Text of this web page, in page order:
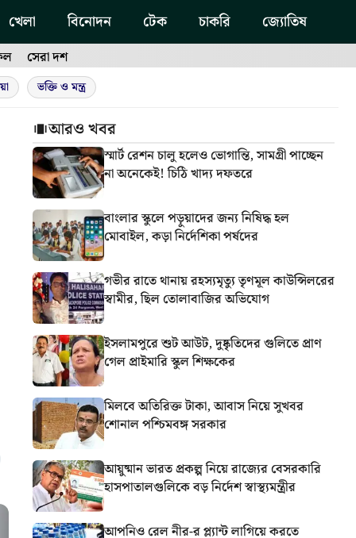
খেলা বিনোদন টেক চাকরি জ্যোতিষ
সেরা দশ
ভক্তি ও মন্ত্র
আরও খবর
স্মার্ট রেশন চালু হলেও ভোগান্তি, সামগ্রী পাচ্ছেন
না অনেকেই! চিঠি খাদ্য দফতরে
বাংলার স্কুলে পড়ুয়াদের জন্য নিষিদ্ধ হল
মোবাইল, কড়া নির্দেশিকা পর্ষদের
গভীর রাতে থানায় রহস্যমৃত্যু তৃণমূল কাউন্সিলরের
স্বামীর, ছিল তোলাবাজির অভিযোগ
ইসলামপুরে শুট আউট, দুষ্কৃতিদের গুলিতে প্রাণ
গেল প্রাইমারি স্কুল শিক্ষকের
মিলবে অতিরিক্ত টাকা, আবাস নিয়ে সুখবর
শোনাল পশ্চিমবঙ্গ সরকার
আয়ুষ্মান ভারত প্রকল্প নিয়ে রাজ্যের বেসরকারি
হাসপাতালগুলিকে বড় নির্দেশ স্বাস্থ্যমন্ত্রীর
আপনিও রেল নীর-র প্ল্যান্ট লাগিয়ে করতে